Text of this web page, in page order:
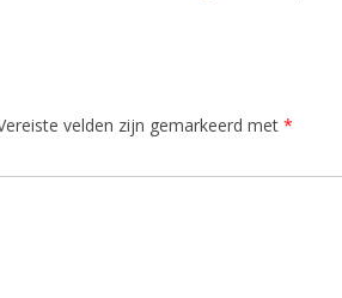
velden zijn gemarkeerd met *